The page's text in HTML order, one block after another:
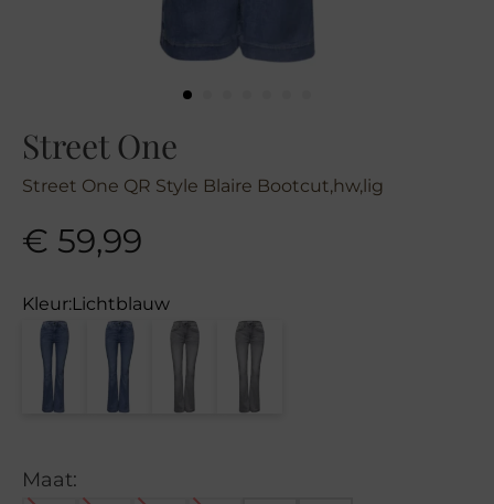
Street One
Street One QR Style Blaire Bootcut,hw,lig
€ 59,99
Kleur:Lichtblauw
Maat: